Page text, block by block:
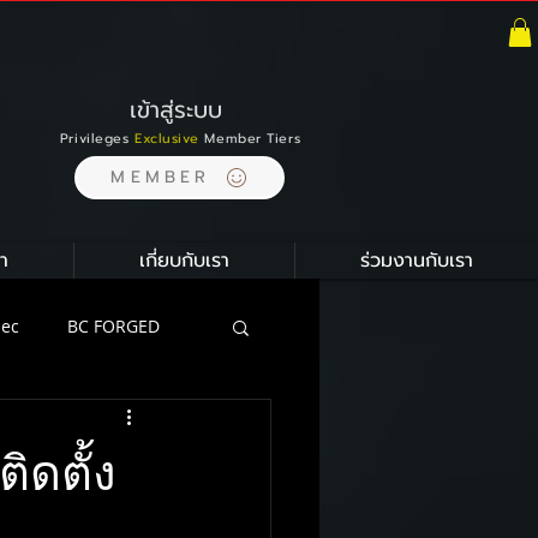
เข้าสู่ระบบ
Privileges Exclusive Member Tiers
MEMBER
เกี่ยบกับเรา ร่วมงานกับเรา
BC FORGED
ดตั้ง